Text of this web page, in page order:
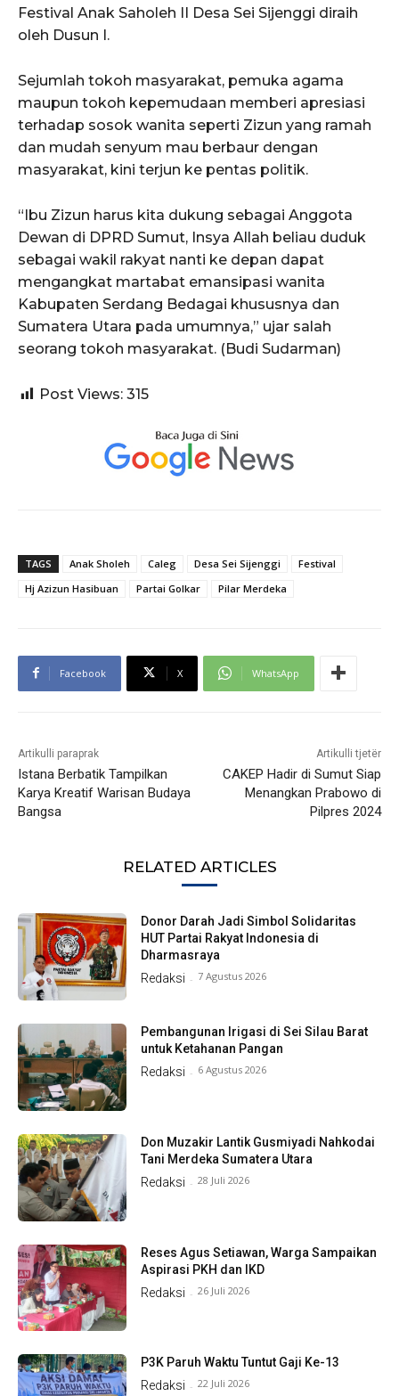
Festival Anak Saholeh II Desa Sei Sijenggi diraih
oleh Dusun I.
Sejumlah tokoh masyarakat, pemuka agama
maupun tokoh kepemudaan memberi apresiasi
terhadap sosok wanita seperti Zizun yang ramah
dan mudah senyum mau berbaur dengan
masyarakat, kini terjun ke pentas politik.
“Ibu Zizun harus kita dukung sebagai Anggota
Dewan di DPRD Sumut, Insya Allah beliau duduk
sebagai wakil rakyat nanti ke depan dapat
mengangkat martabat emansipasi wanita
Kabupaten Serdang Bedagai khususnya dan
Sumatera Utara pada umumnya,” ujar salah
seorang tokoh masyarakat. (Budi Sudarman)
Post Views: 315
TAGS Anak Sholeh Caleg Desa Sei Sijenggi
Festival
Hj Azizun Hasibuan
Partai Golkar Pilar Merdeka
Facebook X WhatsApp
Artikulli paraprak
Istana Berbatik Tampilkan
Karya Kreatif Warisan Budaya
Bangsa
Artikulli tjetër
CAKEP Hadir di Sumut Siap
Menangkan Prabowo di
Pilpres 2024
RELATED ARTICLES
Donor Darah Jadi Simbol Solidaritas
HUT Partai Rakyat Indonesia di
Dharmasraya
Redaksi - 7 Agustus 2026
Pembangunan Irigasi di Sei Silau Barat
untuk Ketahanan Pangan
Redaksi - 6 Agustus 2026
Don Muzakir Lantik Gusmiyadi Nahkodai
Tani Merdeka Sumatera Utara
Redaksi - 28 Juli 2026
Reses Agus Setiawan, Warga Sampaikan
Aspirasi PKH dan IKD
Redaksi - 26 Juli 2026
P3K Paruh Waktu Tuntut Gaji Ke-13
Redaksi - 22 Juli 2026